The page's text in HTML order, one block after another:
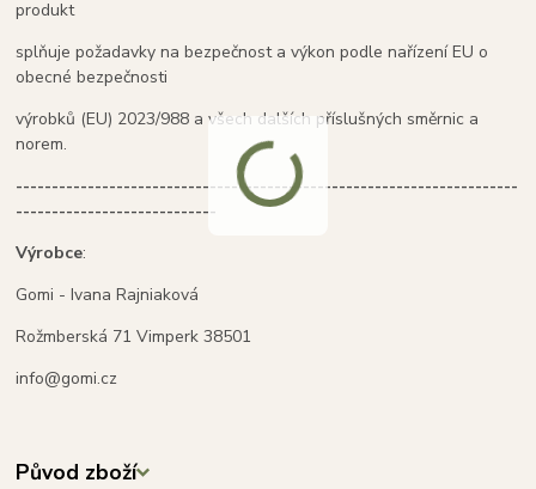
produkt
splňuje požadavky na bezpečnost a výkon podle nařízení EU o
obecné bezpečnosti
výrobků (EU) 2023/988 a všech dalších příslušných směrnic a
norem.
----------------------------------------------------------------------
----------------------------
Výrobce:
Gomi - Ivana Rajniaková
Rožmberská 71 Vimperk 38501
info@gomi.cz
Původ zboží